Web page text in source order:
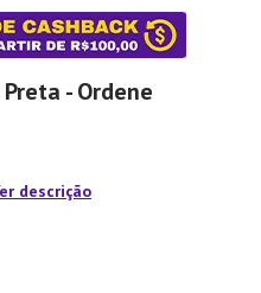
- Ordene
descrição